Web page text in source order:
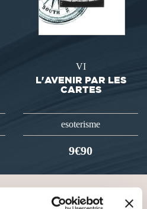
VI
L'AVENIR PAR LES
CARTES
esoterisme
9€90